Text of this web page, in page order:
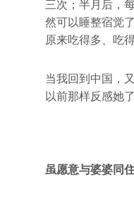
三次；半月后，
然可以睡整宿觉
原来吃得多、吃
当我回到中国，
以前那样反感她了
虽愿意与婆婆同